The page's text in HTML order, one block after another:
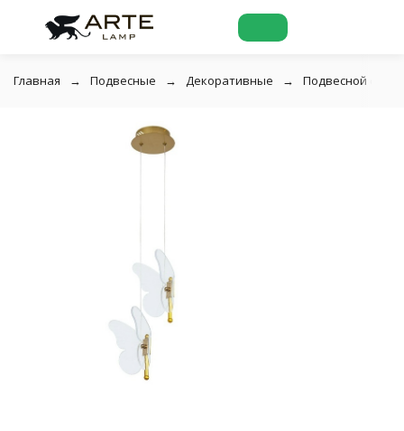
Главная Подвесные Декоративные Подвесной